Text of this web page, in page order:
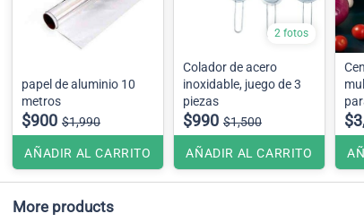
papel de aluminio 10
metros
$900 $1,990
AÑADIR AL CARRITO
2 fotos
Colador de acero
inoxidable, juego de 3
piezas
$990 $1,500
AÑADIR AL CARRITO
More products